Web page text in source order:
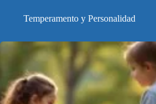
Temperamento y Personalidad